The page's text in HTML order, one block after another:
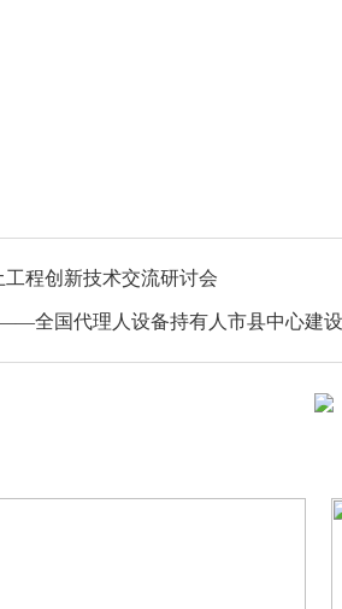
程创新技术交流研讨会
全国代理人设备持有人市县中心建